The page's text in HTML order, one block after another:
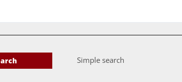
Simple search